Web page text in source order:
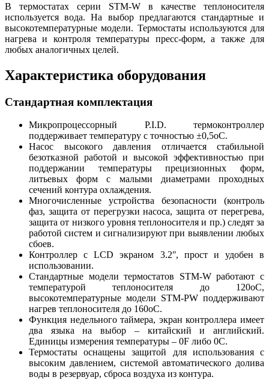
В термостатах серии STM-W в качестве теплоносителя
используется вода. На выбор предлагаются стандартные и
высокотемпературные модели. Термостаты используются для
нагрева и контроля температуры пресс-форм, а также для
любых аналогичных целей.
Характеристика оборудования
Стандартная комплектация
Микропроцессорный P.I.D. термоконтроллер
поддерживает температуру с точностью ±0,5оC.
Насос высокого давления отличается стабильной
безотказной работой и высокой эффективностью при
поддержании температуры прецизионных форм,
литьевых форм с малыми диаметрами проходных
сечений контура охлаждения.
Многочисленные устройства безопасности (контроль
фаз, защита от перегрузки насоса, защита от перегрева,
защита от низкого уровня теплоносителя и пр.) следят за
работой систем и сигнализируют при выявлении любых
сбоев.
Контроллер с LCD экраном 3.2ʺ, прост и удобен в
использовании.
Стандартные модели термостатов STM-W работают с
температурой теплоносителя до 120оС,
высокотемпературные модели STM-PW поддерживают
нагрев теплоносителя до 160оС.
Функция недельного таймера, экран контроллера имеет
два языка на выбор – китайский и английский.
Единицы измерения температуры – 0F либо 0С.
Термостаты оснащены защитой для использования с
высоким давлением, системой автоматического долива
воды в резервуар, сброса воздуха из контура.